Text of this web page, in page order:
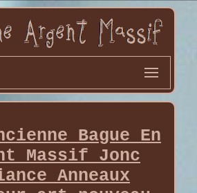
Bague En
Massif Jonc
Anneaux